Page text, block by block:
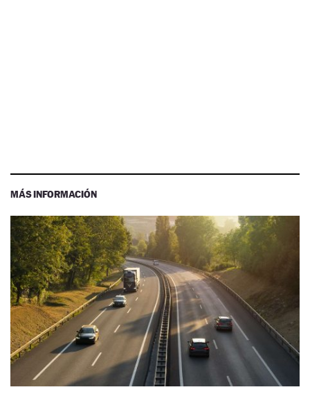
MÁS INFORMACIÓN